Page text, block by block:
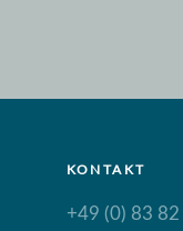
KONTAKT
+49 (0) 83 82